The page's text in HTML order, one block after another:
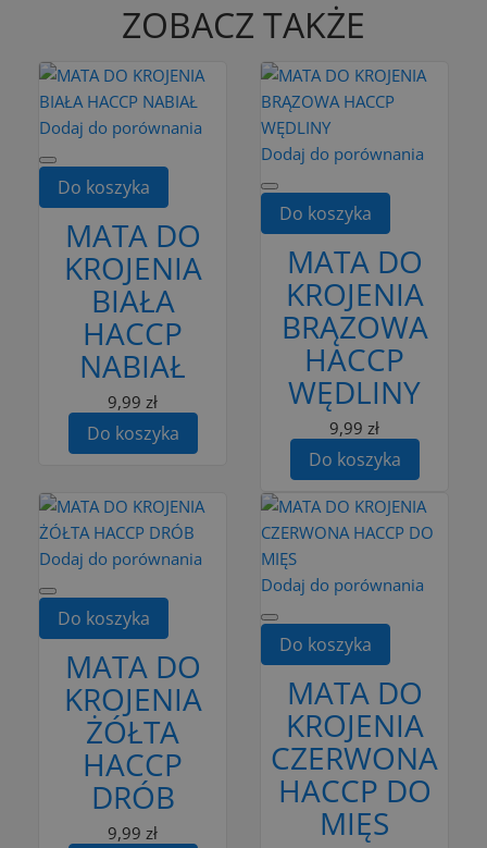
ZOBACZ TAKŻE
Dodaj do porównania
Do koszyka
MATA DO
KROJENIA
BIAŁA
HACCP
NABIAŁ
9,99 zł
Do koszyka
Dodaj do porównania
Do koszyka
MATA DO
KROJENIA
BRĄZOWA
HACCP
WĘDLINY
9,99 zł
Do koszyka
Dodaj do porównania
Do koszyka
MATA DO
KROJENIA
ŻÓŁTA
HACCP
DRÓB
9,99 zł
Dodaj do porównania
Do koszyka
MATA DO
KROJENIA
CZERWONA
HACCP DO
MIĘS